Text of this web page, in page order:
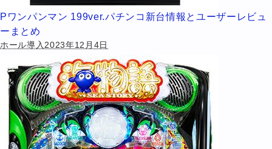
Pワンパンマン 199ver.パチンコ新台情報とユーザーレビュ
ーまとめ
ホール導入2023年12月4日